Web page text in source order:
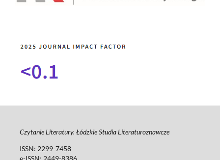
Czytanie Literatury. Łódzkie Studia Literaturoznawcze
ISSN: 2299-7458